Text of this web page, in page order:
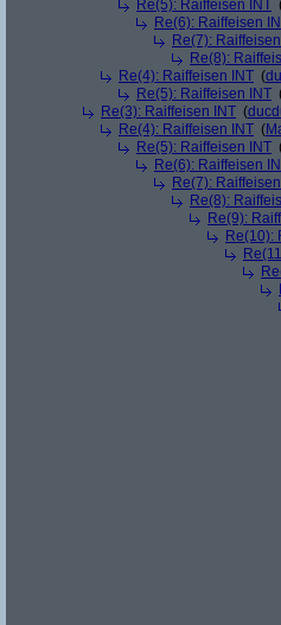
Re(5): Raiffeisen INT
Re(6): Raiffeisen
Re(7):
Re(8):
Re(4): Raiffeisen INT (
Re(5): Raiffeisen INT
Re(3): Raiffeisen INT (
Re(4): Raiffeisen INT (
Re(5): Raiffeisen INT
Re(6): Raiffeisen
Re(7):
Re(8):
Re(9):
Re(10):